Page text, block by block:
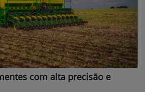
com alta precisão e